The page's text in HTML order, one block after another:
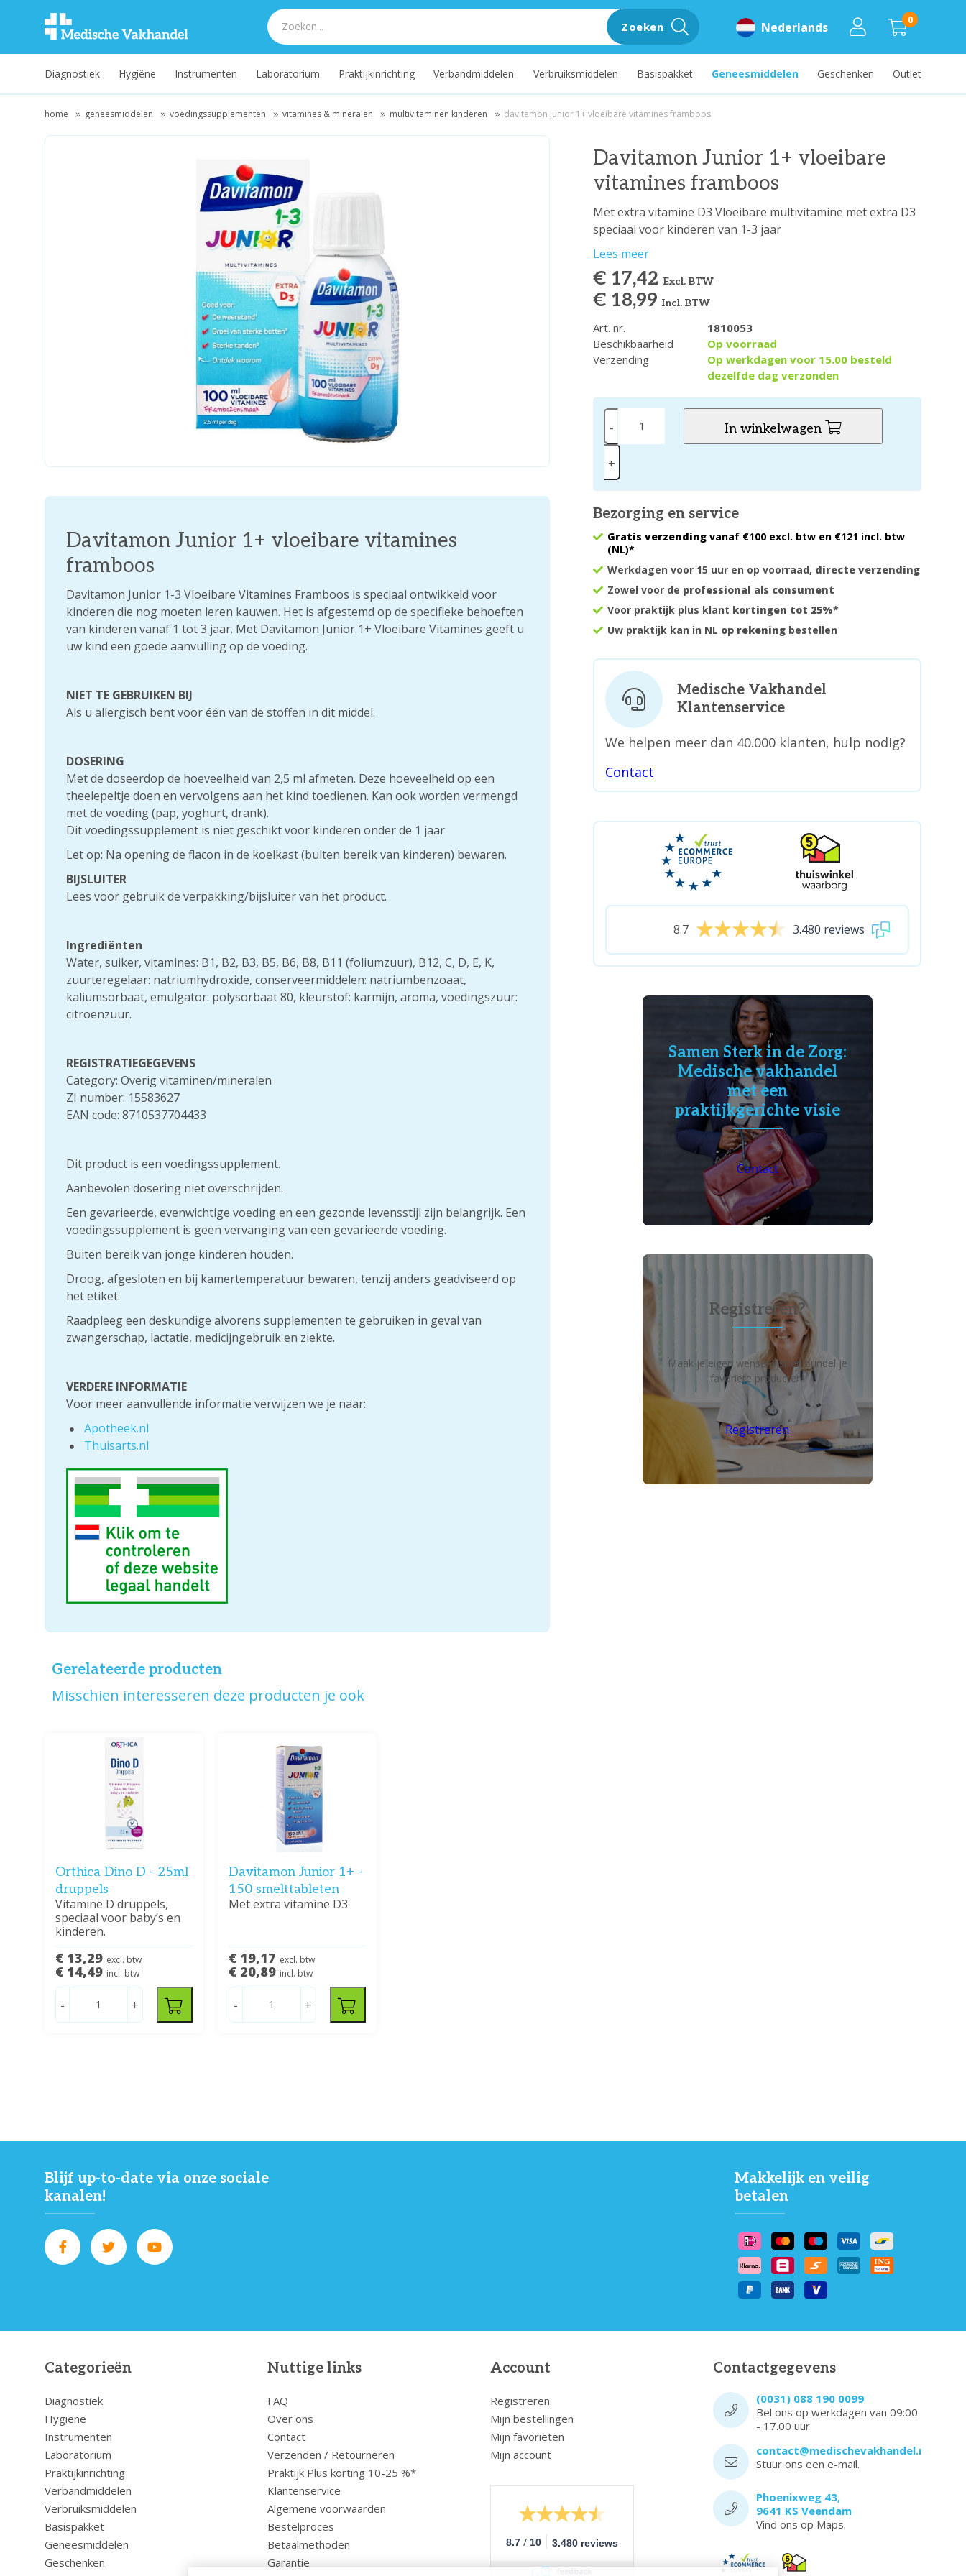
0
Nederlands
Zoeken
Diagnostiek Hygiëne Instrumenten Laboratorium Praktijkinrichting Verbandmiddelen Verbruiksmiddelen Basispakket Geneesmiddelen Geschenken Outlet
home geneesmiddelen voedingssupplementen vitamines & mineralen multivitaminen kinderen davitamon junior 1+ vloeibare vitamines framboos
Davitamon Junior 1+ vloeibare
vitamines framboos
Met extra vitamine D3 Vloeibare multivitamine met extra D3
speciaal voor kinderen van 1-3 jaar
Lees meer
€ 17,42 Excl. BTW
€ 18,99Incl. BTW
Art. nr.
1810053
Beschikbaarheid
Op voorraad
Verzending
Op werkdagen voor 15.00 besteld
dezelfde dag verzonden
-
+
In winkelwagen
Bezorging en service
Gratis verzending vanaf €100 excl. btw en €121 incl. btw
(NL)*
Werkdagen voor 15 uur en op voorraad, directe verzending
Zowel voor de professional als consument
Voor praktijk plus klant kortingen tot 25%*
Uw praktijk kan in NL op rekening bestellen
Davitamon Junior 1+ vloeibare vitamines
framboos
Davitamon Junior 1-3 Vloeibare Vitamines Framboos is speciaal ontwikkeld voor
kinderen die nog moeten leren kauwen. Het is afgestemd op de specifieke behoeften
van kinderen vanaf 1 tot 3 jaar. Met Davitamon Junior 1+ Vloeibare Vitamines geeft u
uw kind een goede aanvulling op de voeding.
NIET TE GEBRUIKEN BIJ
Als u allergisch bent voor één van de stoffen in dit middel.
DOSERING
Met de doseerdop de hoeveelheid van 2,5 ml afmeten. Deze hoeveelheid op een
theelepeltje doen en vervolgens aan het kind toedienen. Kan ook worden vermengd
met de voeding (pap, yoghurt, drank).
Dit voedingssupplement is niet geschikt voor kinderen onder de 1 jaar
Let op: Na opening de flacon in de koelkast (buiten bereik van kinderen) bewaren.
BIJSLUITER
Lees voor gebruik de verpakking/bijsluiter van het product.
Ingrediënten
Water, suiker, vitamines: B1, B2, B3, B5, B6, B8, B11 (foliumzuur), B12, C, D, E, K,
zuurteregelaar: natriumhydroxide, conserveermiddelen: natriumbenzoaat,
kaliumsorbaat, emulgator: polysorbaat 80, kleurstof: karmijn, aroma, voedingszuur:
citroenzuur.
REGISTRATIEGEGEVENS
Category: Overig vitaminen/mineralen
ZI number: 15583627
EAN code: 8710537704433
Dit product is een voedingssupplement.
Aanbevolen dosering niet overschrijden.
Een gevarieerde, evenwichtige voeding en een gezonde levensstijl zijn belangrijk. Een
voedingssupplement is geen vervanging van een gevarieerde voeding.
Buiten bereik van jonge kinderen houden.
Droog, afgesloten en bij kamertemperatuur bewaren, tenzij anders geadviseerd op
het etiket.
Raadpleeg een deskundige alvorens supplementen te gebruiken in geval van
zwangerschap, lactatie, medicijngebruik en ziekte.
VERDERE INFORMATIE
Voor meer aanvullende informatie verwijzen we je naar:
Apotheek.nl
Thuisarts.nl
Gerelateerde producten
Misschien interesseren deze producten je ook
Orthica Dino D - 25ml
druppels
Vitamine D druppels,
speciaal voor baby’s en
kinderen.
€ 13,29 excl. btw
€ 14,49 incl. btw
- +
Davitamon Junior 1+ -
150 smelttableten
Met extra vitamine D3
€ 19,17 excl. btw
€ 20,89 incl. btw
- +
Medische Vakhandel
Klantenservice
We helpen meer dan 40.000 klanten, hulp nodig?
Contact
8.7 3.480 reviews
Samen Sterk in de Zorg:
Medische vakhandel
met een
praktijkgerichte visie
Contact
Registreren?
Maak je eigen wensenlijst en bundel je
favoriete producten!
Registreren
Blijf up-to-date via onze sociale
kanalen!
Makkelijk en veilig
betalen
Categorieën
Diagnostiek
Hygiëne
Instrumenten
Laboratorium
Praktijkinrichting
Verbandmiddelen
Verbruiksmiddelen
Basispakket
Geneesmiddelen
Geschenken
Nuttige links
FAQ
Over ons
Contact
Verzenden / Retourneren
Praktijk Plus korting 10-25 %*
Klantenservice
Algemene voorwaarden
Bestelproces
Betaalmethoden
Garantie
Account
Registreren
Mijn bestellingen
Mijn favorieten
Mijn account
8.7 / 10 3.480 reviews
Contactgegevens
(0031) 088 190 0099
Bel ons op werkdagen van 09:00
- 17.00 uur
contact@medischevakhandel.nl
Stuur ons een e-mail.
Phoenixweg 43,
9641 KS Veendam
Vind ons op Maps.